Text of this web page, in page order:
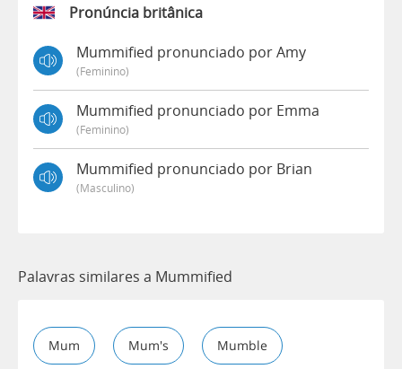
Pronúncia britânica
Mummified pronunciado por Amy
(feminino)
Mummified pronunciado por Emma
(feminino)
Mummified pronunciado por Brian
(masculino)
Palavras similares a Mummified
Mum Mum's Mumble